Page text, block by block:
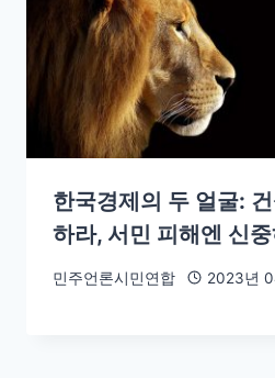
한국경제의 두 얼굴:
하라, 서민 피해엔 신
민주언론시민연합 2023년